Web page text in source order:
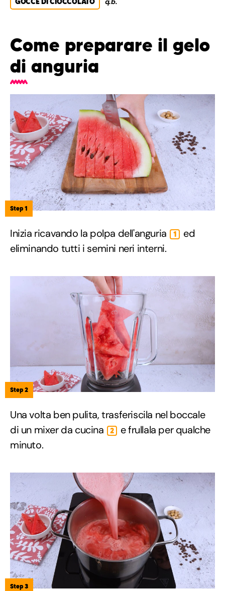
Come preparare il gelo
di anguria
Step 1
Inizia ricavando la polpa dell'anguria 1
ed
eliminando tutti i semini neri interni.
Step 2
Una volta ben pulita, trasferiscila nel boccale
di un mixer da cucina
2
e frullala per qualche
minuto.
Step 3